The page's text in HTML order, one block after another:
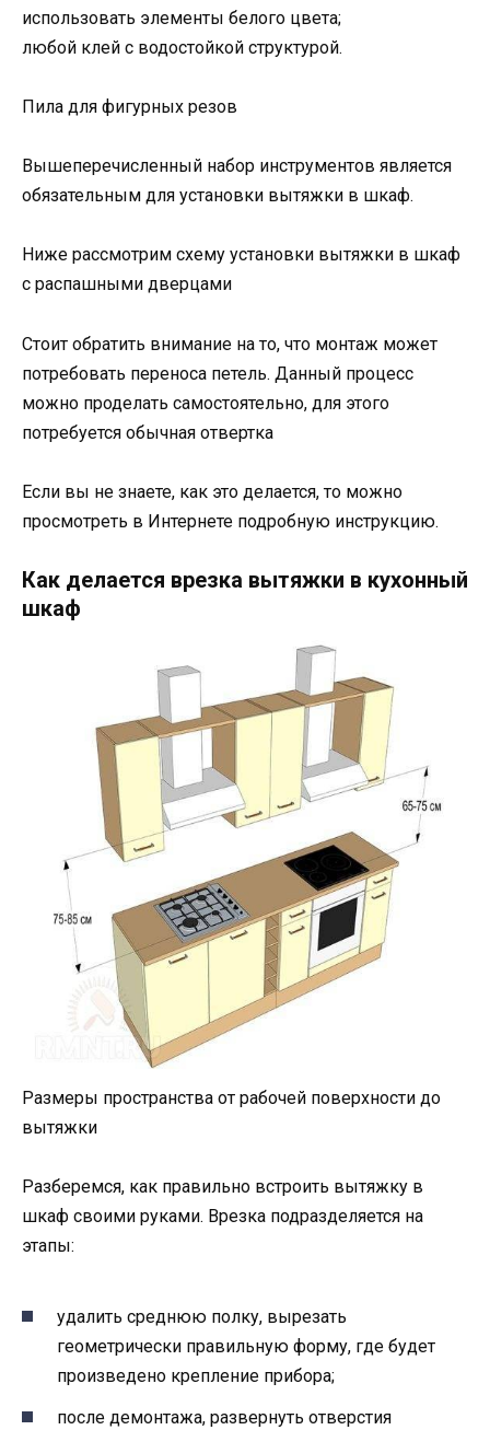
использовать элементы белого цвета;
любой клей с водостойкой структурой.
Пила для фигурных резов
Вышеперечисленный набор инструментов является
обязательным для установки вытяжки в шкаф.
Ниже рассмотрим схему установки вытяжки в шкаф
с распашными дверцами
Стоит обратить внимание на то, что монтаж может
потребовать переноса петель. Данный процесс
можно проделать самостоятельно, для этого
потребуется обычная отвертка
Если вы не знаете, как это делается, то можно
просмотреть в Интернете подробную инструкцию.
Как делается врезка вытяжки в кухонный
шкаф
Размеры пространства от рабочей поверхности до
вытяжки
Разберемся, как правильно встроить вытяжку в
шкаф своими руками. Врезка подразделяется на
этапы:
удалить среднюю полку, вырезать
геометрически правильную форму, где будет
произведено крепление прибора;
после демонтажа, развернуть отверстия